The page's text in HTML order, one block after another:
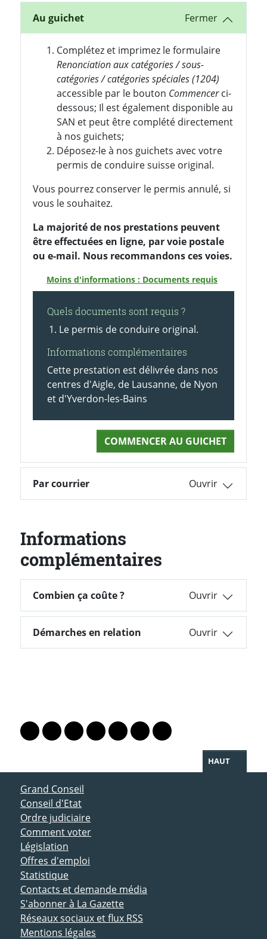
Au guichet
Complétez et imprimez le formulaire
Renonciation aux catégories / sous-
catégories / catégories spéciales (1204)
accessible par le bouton Commencerci-
dessous; Il est également disponible au
SAN et peut être complété directement
à nos guichets;
Déposez-le à nos guichets avec votre
permis de conduire suisse original.
Vous pourrez conserver le permis annulé, si
vous le souhaitez.
La majorité de nos prestations peuvent
être effectuées en ligne, par voie postale
ou e-mail. Nous recommandons ces voies.
Moins d'informations : Documents requis
Quels documents sont requis ?
Le permis de conduire original.
Informations complémentaires
Cette prestation est délivrée dans nos
centres d'Aigle, de Lausanne, de Nyon
et d'Yverdon-les-Bains
COMMENCER AU GUICHET
Par courrier
Informations
complémentaires
Combien ça coûte ?
Combien ça coûte ?
Démarches en relation
Démarches en relation
Lien vers le profil Mastodon
Lien vers le profil Bluesky
Lien vers le profil Instagram
Lien vers le profil Linkedin
Lien vers le profil Facebook
Lien vers le profil Twitter
Partager par WhatsApp
HAUT
ACCÈS DIRECT
Grand Conseil
Conseil d'Etat
Ordre judiciaire
Comment voter
Législation
Offres d'emploi
Statistique
Contacts et demande média
S'abonner à La Gazette
Réseaux sociaux et flux RSS
Mentions légales